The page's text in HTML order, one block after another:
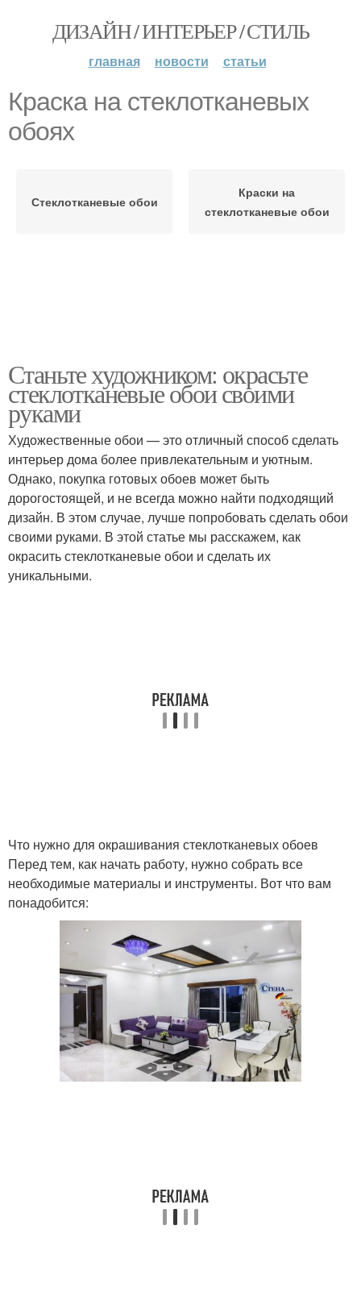
ДИЗАЙН / ИНТЕРЬЕР / СТИЛЬ
главная новости статьи
Краска на стеклотканевых
обоях
Стеклотканевые обои
Краски на
стеклотканевые обои
Станьте художником: окрасьте
стеклотканевые обои своими
руками
Художественные обои — это отличный способ сделать
интерьер дома более привлекательным и уютным.
Однако, покупка готовых обоев может быть
дорогостоящей, и не всегда можно найти подходящий
дизайн. В этом случае, лучше попробовать сделать обои
своими руками. В этой статье мы расскажем, как
окрасить стеклотканевые обои и сделать их
уникальными.
Что нужно для окрашивания стеклотканевых обоев
Перед тем, как начать работу, нужно собрать все
необходимые материалы и инструменты. Вот что вам
понадобится: